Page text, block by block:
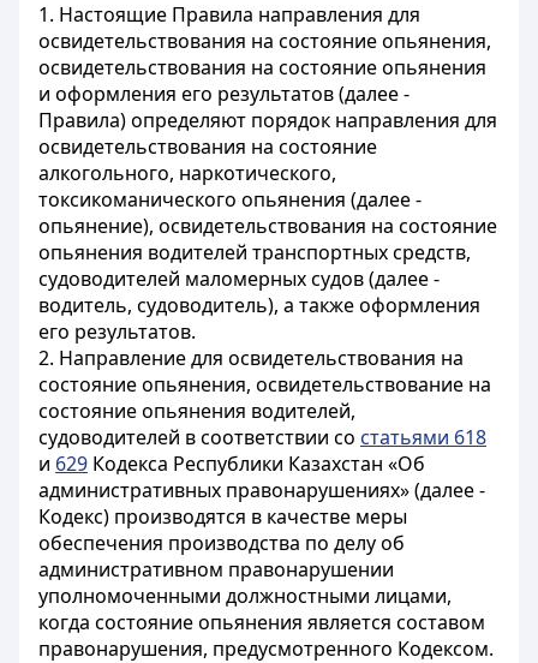
1. Настоящие Правила направления для
освидетельствования на состояние опьянения,
освидетельствования на состояние опьянения
и оформления его результатов (далее -
Правила) определяют порядок направления для
освидетельствования на состояние
алкогольного, наркотического,
токсикоманического опьянения (далее -
опьянение), освидетельствования на состояние
опьянения водителей транспортных средств,
судоводителей маломерных судов (далее -
водитель, судоводитель), а также оформления
его результатов.
2. Направление для освидетельствования на
состояние опьянения, освидетельствование на
состояние опьянения водителей,
судоводителей в соответствии со статьями 618
и 629 Кодекса Республики Казахстан «Об
административных правонарушениях» (далее -
Кодекс) производятся в качестве меры
обеспечения производства по делу об
административном правонарушении
уполномоченными должностными лицами,
когда состояние опьянения является составом
правонарушения, предусмотренного Кодексом.